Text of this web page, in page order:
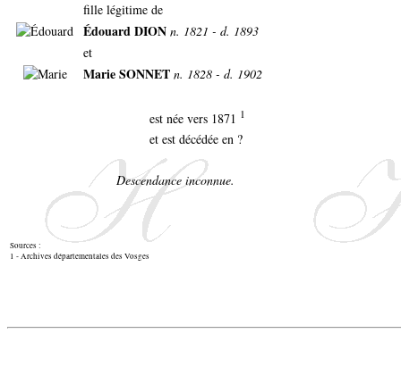
fille légitime de
Édouard DION n. 1821 - d. 1893
et
Marie SONNET n. 1828 - d. 1902
est née vers 1871 1
et est décédée en ?
Descendance inconnue.
Sources :
1 - Archives départementales des Vosges